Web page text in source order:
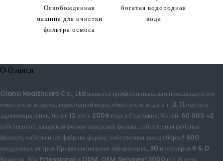
Освобожденная
машина для очистки
фильтра осмоса
богатая водородная
вода
Olansi Healthcare Co., Ltd является профессиональным
производителем очистителя воздуха, водородной воды, очиститель воды и
т. Д. Продукты здравоохранения, более 12 лет с 2009 года в Гуанчжоу,
Китай. 60 000 м2 собственной заводской формы заводской формы,